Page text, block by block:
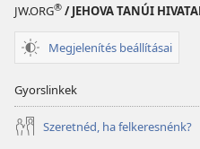
JW.ORG® / JEHOVA TANÚI
Megjelenítés beállításai
Gyorslinkek
Szeretnéd, ha felkeresnénk?